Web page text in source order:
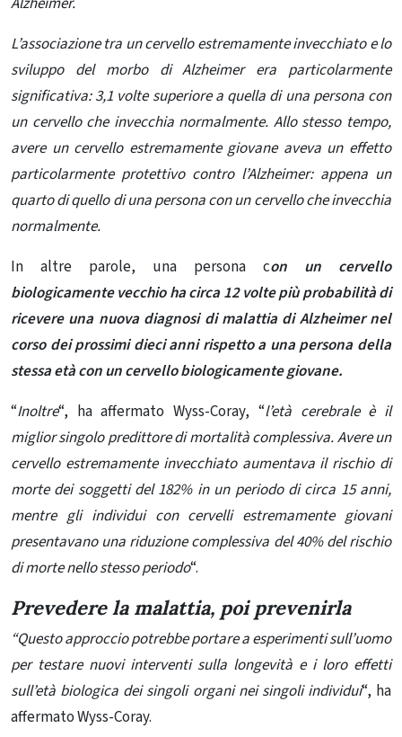
L’associazione tra un cervello estremamente invecchiato e lo
sviluppo del morbo di Alzheimer era particolarmente
significativa: 3,1 volte superiore a quella di una persona con
un cervello che invecchia normalmente. Allo stesso tempo,
avere un cervello estremamente giovane aveva un effetto
particolarmente protettivo contro l’Alzheimer: appena un
quarto di quello di una persona con un cervello che invecchia
normalmente.
In altre parole, una persona con un cervello
biologicamente vecchio ha circa 12 volte più probabilità di
ricevere una nuova diagnosi di malattia di Alzheimer nel
corso dei prossimi dieci anni rispetto a una persona della
stessa età con un cervello biologicamente giovane.
“Inoltre“, ha affermato Wyss-Coray, “l’età cerebrale è il
miglior singolo predittore di mortalità complessiva. Avere un
cervello estremamente invecchiato aumentava il rischio di
morte dei soggetti del 182% in un periodo di circa 15 anni,
mentre gli individui con cervelli estremamente giovani
presentavano una riduzione complessiva del 40% del rischio
di morte nello stesso periodo“.
Prevedere la malattia, poi prevenirla
“Questo approccio potrebbe portare a esperimenti sull’uomo
per testare nuovi interventi sulla longevità e i loro effetti
sull’età biologica dei singoli organi nei singoli individui“, ha
affermato Wyss-Coray.